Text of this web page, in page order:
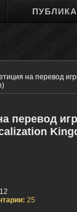
на перевод
перевод
25